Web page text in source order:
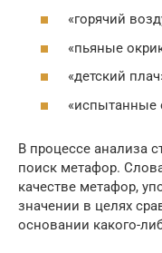
«горячий
«пьяные
«детский
«испытанные
В процессе анализа
поиск метафор.
качестве метафор,
значении в целях
основании какого-